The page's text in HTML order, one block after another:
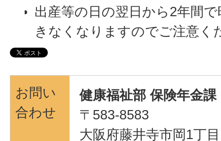
出産等の日の翌日から2年間
きなくなりますのでご注意く
お問い
合わせ
健康福祉部 保険年金課
〒583-8583
大阪府藤井寺市岡1丁